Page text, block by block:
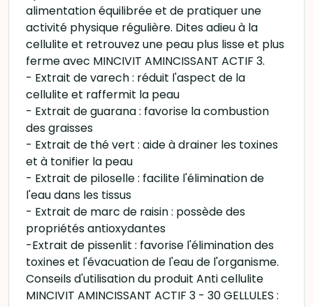
alimentation équilibrée et de pratiquer une
activité physique régulière. Dites adieu à la
cellulite et retrouvez une peau plus lisse et plus
ferme avec MINCIVIT AMINCISSANT ACTIF 3.
- Extrait de varech : réduit l'aspect de la
cellulite et raffermit la peau
- Extrait de guarana : favorise la combustion
des graisses
- Extrait de thé vert : aide à drainer les toxines
et à tonifier la peau
- Extrait de piloselle : facilite l'élimination de
l'eau dans les tissus
- Extrait de marc de raisin : possède des
propriétés antioxydantes
-Extrait de pissenlit : favorise l'élimination des
toxines et l'évacuation de l'eau de l'organisme.
Conseils d'utilisation du produit Anti cellulite
MINCIVIT AMINCISSANT ACTIF 3 - 30 GELLULES :